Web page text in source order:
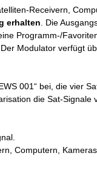
Receivern,
erhalten. Die
Programm-/
Modulator verfügt
001“ bei, die vier
die Sat-Signale
Computern,